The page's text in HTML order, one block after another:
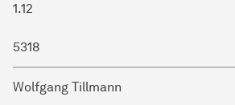
1.12
5318
Wolfgang Tillmann